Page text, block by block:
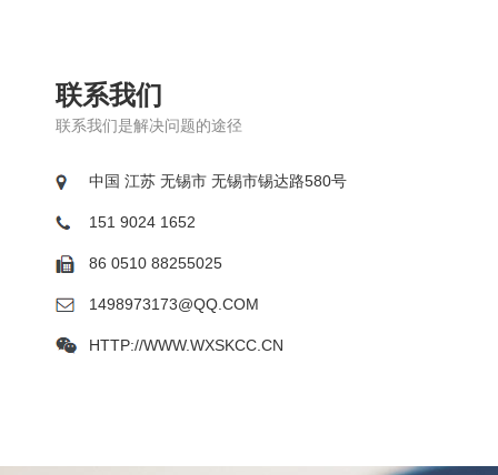
联系我们
联系我们是解决问题的途径
中国 江苏 无锡市 无锡市锡达路580号
151 9024 1652
86 0510 88255025
1498973173@QQ.COM
HTTP://WWW.WXSKCC.CN